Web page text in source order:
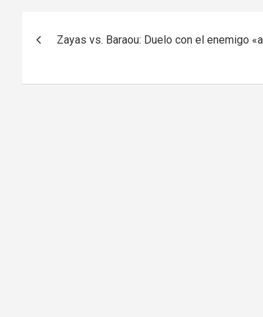
entradas
Zayas vs. Baraou: Duelo con el enemigo